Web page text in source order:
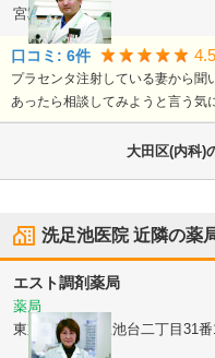
宮本ビル2F
口コミ: 6件 4.5
プラセンタ注射している妻から聞
あったら相談してみようと言う気
大田区(内科)
洗足池医院近隣の薬
エスト調剤薬局
薬局
東京都大田区
上池台二丁目31